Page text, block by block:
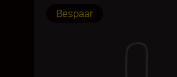
Bespaar